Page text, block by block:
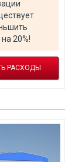
20%!
РАСХОДЫ